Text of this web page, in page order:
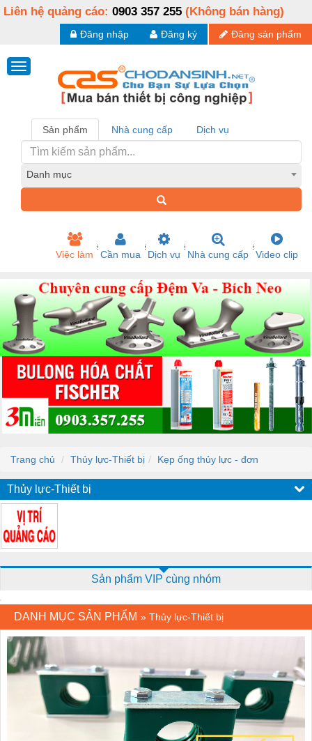
Liên hệ quảng cáo: 0903 357 255 (Không bán hàng)
Đăng sản phẩm
Đăng ký
Đăng nhập
Sản phẩm Nhà cung cấp Dịch vụ
Danh mục
Việc làm Cần mua Dịch vụ Nhà cung cấp Video clip
Trang chủ Thủy lực-Thiết bị Kẹp ống thủy lực - đơn
Thủy lực-Thiết bị
Sản phẩm VIP cùng nhóm
DANH MỤC SẢN PHẨM » Thủy lực-Thiết bị